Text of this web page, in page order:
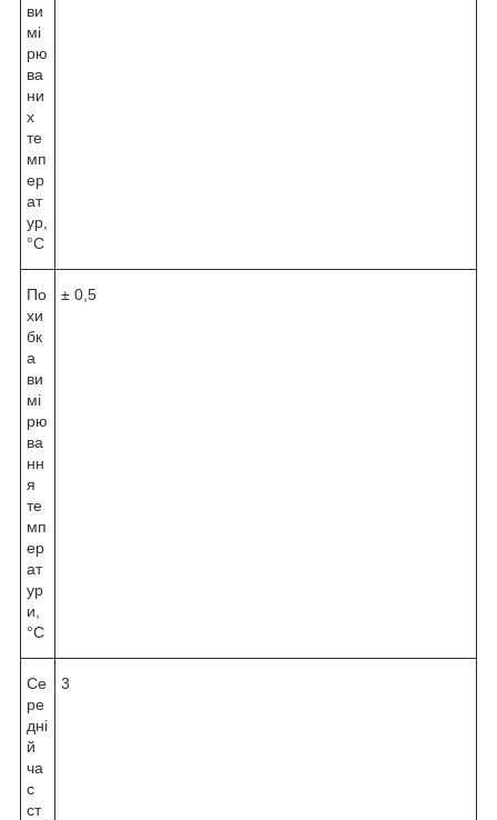
ви
мі
рю
ва
ни
х
те
мп
ер
ат
ур,
°С
По
хи
бк
а
ви
мі
рю
ва
нн
я
те
мп
ер
ат
ур
и,
°С
± 0,5
Се
ре
дні
й
ча
с
ст
3